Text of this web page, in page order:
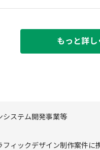
もっと詳し
システム開発事業等
ィックデザイン制作案件に